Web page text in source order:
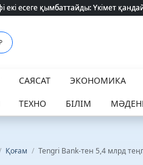
екі есеге қымбаттайды: Үкімет
екі есеге қымбаттайды: Үкімет
САЯСАТ ЭКОНОМИКА
ТЕХНО БІЛІМ
Қоғам / Tengri Bank-тен 5,4 млрд